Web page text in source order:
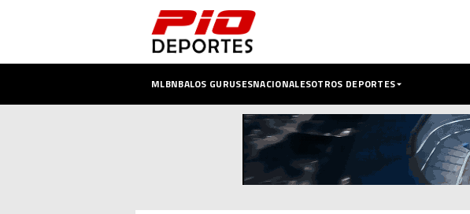
MLBNBALOS GURUSESNACIONALESOTROS DEPORTES